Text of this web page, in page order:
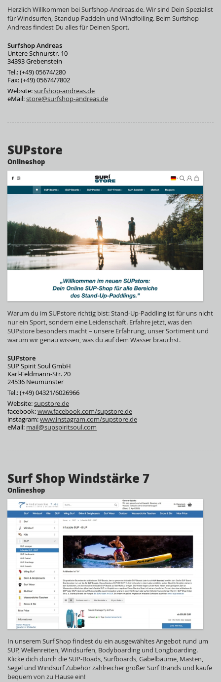
Herzlich Willkommen bei Surfshop-Andreas.de. Wir sind Dein Spezialist
für Windsurfen, Standup Paddeln und Windfoiling. Beim Surfshop
Andreas findest Du alles für Deinen Sport.
Surfshop Andreas
Untere Schnurstr. 10
34393 Grebenstein
Tel.: (+49) 05674/280
Fax: (+49) 05674/7802
Website:surfshop-andreas.de
eMail:store@surfshop-andreas.de
SUPstore
Onlineshop
Warum du im SUPstore richtig bist: Stand-Up-Paddling ist für uns nicht
nur ein Sport, sondern eine Leidenschaft. Erfahre jetzt, was den
SUPstore besonders macht – unsere Erfahrung, unser Sortiment und
warum wir genau wissen, was du auf dem Wasser brauchst.
SUPstore
SUP Spirit Soul GmbH
Karl-Feldmann-Str. 20
24536 Neumünster
Tel.: (+49) 04321/6026966
Website:supstore.de
facebook:www.facebook.com/supstore.de
instagram:www.instagram.com/supstore.de
eMail: mail@supspiritsoul.com
Surf Shop Windstärke 7
Onlineshop
In unserem Surf Shop findest du ein ausgewähltes Angebot rund um
SUP, Wellenreiten, Windsurfen, Bodyboarding und Longboarding.
Klicke dich durch die SUP-Boads, Surfboards, Gabelbäume, Masten,
Segel und Windsurf Zubehör zahlreicher großer Surf Brands und kaufe
bequem von zu Hause ein!